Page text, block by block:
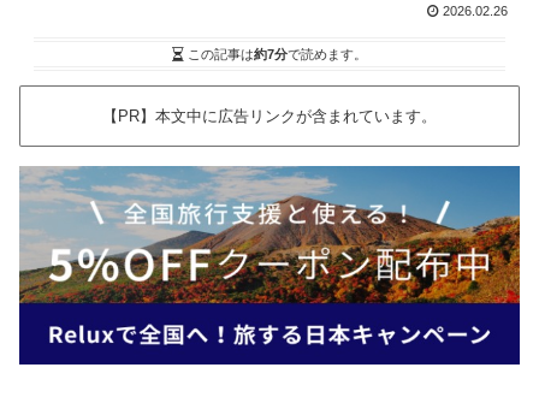
2026.02.26
この記事は約7分で読めます。
【PR】本文中に広告リンクが含まれています。